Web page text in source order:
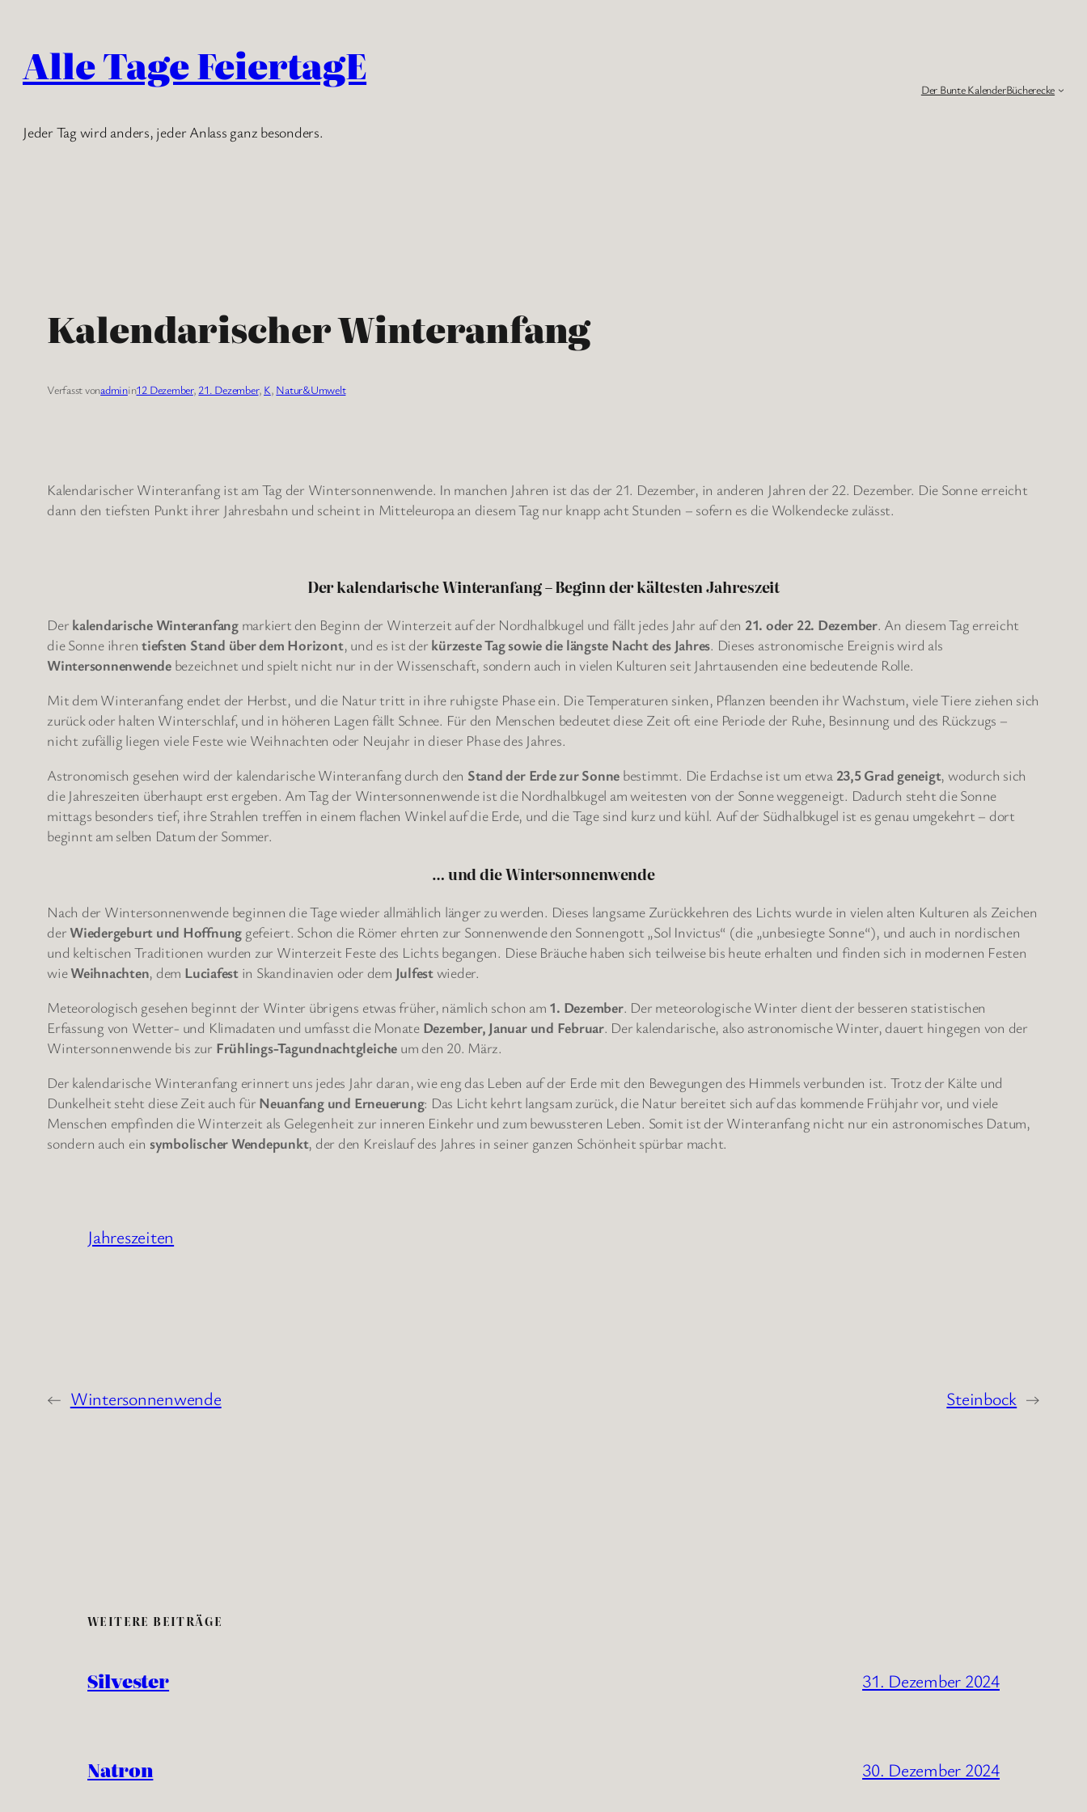
springen
Alle Tage FeiertagE
Jeder Tag wird anders, jeder Anlass ganz besonders.
Der Bunte KalenderBücherecke
Kalendarischer Winteranfang
Verfasst vonadminin12 Dezember, 21. Dezember, K, Natur&Umwelt
Kalendarischer Winteranfang ist am Tag der Wintersonnenwende. In manchen Jahren ist das der 21. Dezember, in anderen Jahren der 22. Dezember. Die Sonne erreicht
dann den tiefsten Punkt ihrer Jahresbahn und scheint in Mitteleuropa an diesem Tag nur knapp acht Stunden – sofern es die Wolkendecke zulässt.
Der kalendarische Winteranfang – Beginn der kältesten Jahreszeit
Der kalendarische Winteranfangmarkiert den Beginn der Winterzeit auf der Nordhalbkugel und fällt jedes Jahr auf den 21. oder 22. Dezember. An diesem Tag erreicht
die Sonne ihrentiefsten Stand über dem Horizont, und es ist der kürzeste Tag sowie die längste Nacht des Jahres. Dieses astronomische Ereignis wird als
Wintersonnenwendebezeichnet und spielt nicht nur in der Wissenschaft, sondern auch in vielen Kulturen seit Jahrtausenden eine bedeutende Rolle.
Mit dem Winteranfang endet der Herbst, und die Natur tritt in ihre ruhigste Phase ein. Die Temperaturen sinken, Pflanzen beenden ihr Wachstum, viele Tiere ziehen sich
zurück oder halten Winterschlaf, und in höheren Lagen fällt Schnee. Für den Menschen bedeutet diese Zeit oft eine Periode der Ruhe, Besinnung und des Rückzugs –
nicht zufällig liegen viele Feste wie Weihnachten oder Neujahr in dieser Phase des Jahres.
Astronomisch gesehen wird der kalendarische Winteranfang durch den Stand der Erde zur Sonne bestimmt. Die Erdachse ist um etwa 23,5 Grad geneigt, wodurch sich
die Jahreszeiten überhaupt erst ergeben. Am Tag der Wintersonnenwende ist die Nordhalbkugel am weitesten von der Sonne weggeneigt. Dadurch steht die Sonne
mittags besonders tief, ihre Strahlen treffen in einem flachen Winkel auf die Erde, und die Tage sind kurz und kühl. Auf der Südhalbkugel ist es genau umgekehrt – dort
beginnt am selben Datum der Sommer.
… und die Wintersonnenwende
Nach der Wintersonnenwende beginnen die Tage wieder allmählich länger zu werden. Dieses langsame Zurückkehren des Lichts wurde in vielen alten Kulturen als Zeichen
derWiedergeburt und Hoffnung gefeiert. Schon die Römer ehrten zur Sonnenwende den Sonnengott „Sol Invictus“ (die „unbesiegte Sonne“), und auch in nordischen
und keltischen Traditionen wurden zur Winterzeit Feste des Lichts begangen. Diese Bräuche haben sich teilweise bis heute erhalten und finden sich in modernen Festen
wieWeihnachten, dem Luciafestin Skandinavien oder dem Julfestwieder.
Meteorologisch gesehen beginnt der Winter übrigens etwas früher, nämlich schon am 1. Dezember. Der meteorologische Winter dient der besseren statistischen
Erfassung von Wetter- und Klimadaten und umfasst die Monate Dezember, Januar und Februar. Der kalendarische, also astronomische Winter, dauert hingegen von der
Wintersonnenwende bis zur Frühlings-Tagundnachtgleiche um den 20. März.
Der kalendarische Winteranfang erinnert uns jedes Jahr daran, wie eng das Leben auf der Erde mit den Bewegungen des Himmels verbunden ist. Trotz der Kälte und
Dunkelheit steht diese Zeit auch für Neuanfang und Erneuerung: Das Licht kehrt langsam zurück, die Natur bereitet sich auf das kommende Frühjahr vor, und viele
Menschen empfinden die Winterzeit als Gelegenheit zur inneren Einkehr und zum bewussteren Leben. Somit ist der Winteranfang nicht nur ein astronomisches Datum,
sondern auch ein symbolischer Wendepunkt, der den Kreislauf des Jahres in seiner ganzen Schönheit spürbar macht.
Jahreszeiten
← Wintersonnenwende Steinbock →
WEITERE BEITRÄGE
Silvester 31. Dezember 2024
Natron 30. Dezember 2024